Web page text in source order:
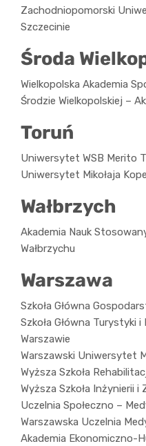
Zachodniopomorski
Szczecinie
Środa
Wielkopolska Akademia
Środzie Wielkopolskiej –
Toruń
Uniwersytet WSB Merito
Uniwersytet Mikołaja
Wałbrzych
Akademia Nauk
Wałbrzychu
Warszawa
Szkoła Główna
Szkoła Główna
Warszawie
Warszawski Uniwersytet
Wyższa Szkoła
Wyższa Szkoła Inżynierii i
Uczelnia Społeczno –
Warszawska Uczelnia
Akademia Ekonomiczno-